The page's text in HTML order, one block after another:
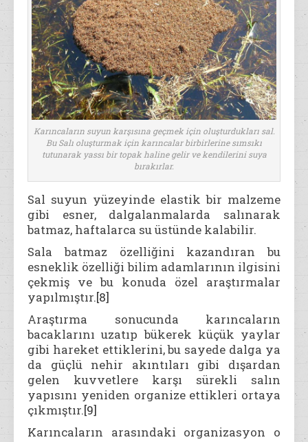
Karıncaların suyun karşısına geçmek için oluşturdukları sal.
Bu Salı oluşturmak için karıncalar birbirlerine sımsıkı
tutunarak yassı bir topak haline gelir ve kendilerini suya
bırakırlar.
Sal suyun yüzeyinde elastik bir malzeme
gibi esner, dalgalanmalarda salınarak
batmaz, haftalarca su üstünde kalabilir.
Sala batmaz özelliğini kazandıran bu
esneklik özelliği bilim adamlarının ilgisini
çekmiş ve bu konuda özel araştırmalar
yapılmıştır.[8]
Araştırma sonucunda karıncaların
bacaklarını uzatıp bükerek küçük yaylar
gibi hareket ettiklerini, bu sayede dalga ya
da güçlü nehir akıntıları gibi dışardan
gelen kuvvetlere karşı sürekli salın
yapısını yeniden organize ettikleri ortaya
çıkmıştır.[9]
Karıncaların arasındaki organizasyon o